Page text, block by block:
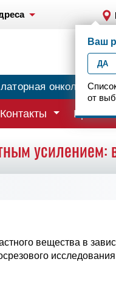
Ваш
ДА
от
онкология
Контакты Врачи
вещества в